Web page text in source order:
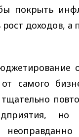
покрыть
доходов, а
самого
но